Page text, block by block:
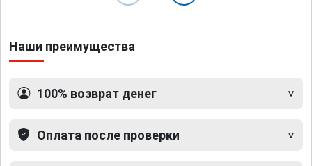
Наши преимущества
100% возврат денег
Оплата после проверки